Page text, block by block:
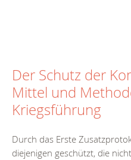
Der Schutz der
Mittel und
Kriegsführung
Durch das Erste
diejenigen geschützt, die